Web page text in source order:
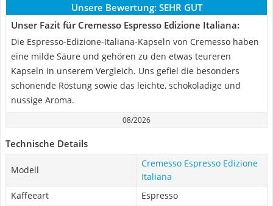
Unsere Bewertung: SEHR GUT
Unser Fazit für Cremesso Espresso Edizione Italiana:
Die Espresso-Edizione-Italiana-Kapseln von Cremesso haben
eine milde Säure und gehören zu den etwas teureren
Kapseln in unserem Vergleich. Uns gefiel die besonders
schonende Röstung sowie das leichte, schokoladige und
nussige Aroma.
08/2026
Technische Details
Modell
Cremesso Espresso Edizione
Italiana
Kaffeeart
Espresso